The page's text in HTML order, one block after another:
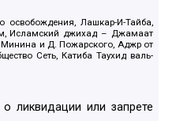
освобождения, Лашкар-И-Тайба,
Исламский джихад – Джамаат
Минина и Д. Пожарского, Аджр от
Сеть, Катиба Таухид валь-
ликвидации или запрете